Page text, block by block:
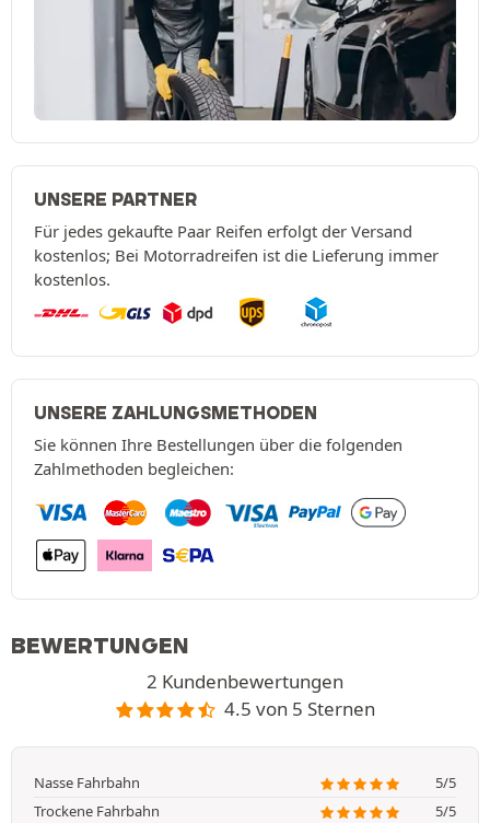
UNSERE PARTNER
Für jedes gekaufte Paar Reifen erfolgt der Versand
kostenlos; Bei Motorradreifen ist die Lieferung immer
kostenlos.
UNSERE ZAHLUNGSMETHODEN
Sie können Ihre Bestellungen über die folgenden
Zahlmethoden begleichen:
BEWERTUNGEN
2 Kundenbewertungen
4.5 von 5 Sternen
Nasse Fahrbahn
5/5
Trockene Fahrbahn
5/5